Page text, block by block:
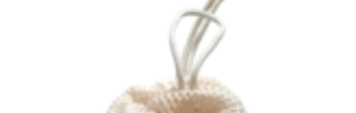
être
choisies
sur
la
page
produit